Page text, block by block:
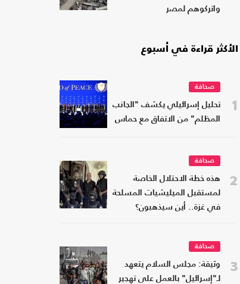
واتركوهم لمصر
الأكثر قراءة في أسبوع
1
صحافة
تحليل إسرائيلي يكشف "الجانب
المظلم" من الاتفاق مع حماس
2
صحافة
هذه خطة الاحتلال الخاصة
لمستقبل الميليشيات المسلحة
في غزة.. أين سيذهبون؟
3
صحافة
وثيقة: مجلس السلام يتعهد
لـ"إسرائيل" بالعمل على تهجير